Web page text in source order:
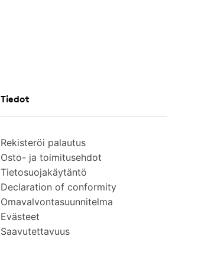
Tiedot
Rekisteröi palautus
Osto- ja toimitusehdot
Tietosuojakäytäntö
Declaration of conformity
Omavalvontasuunnitelma
Evästeet
Saavutettavuus